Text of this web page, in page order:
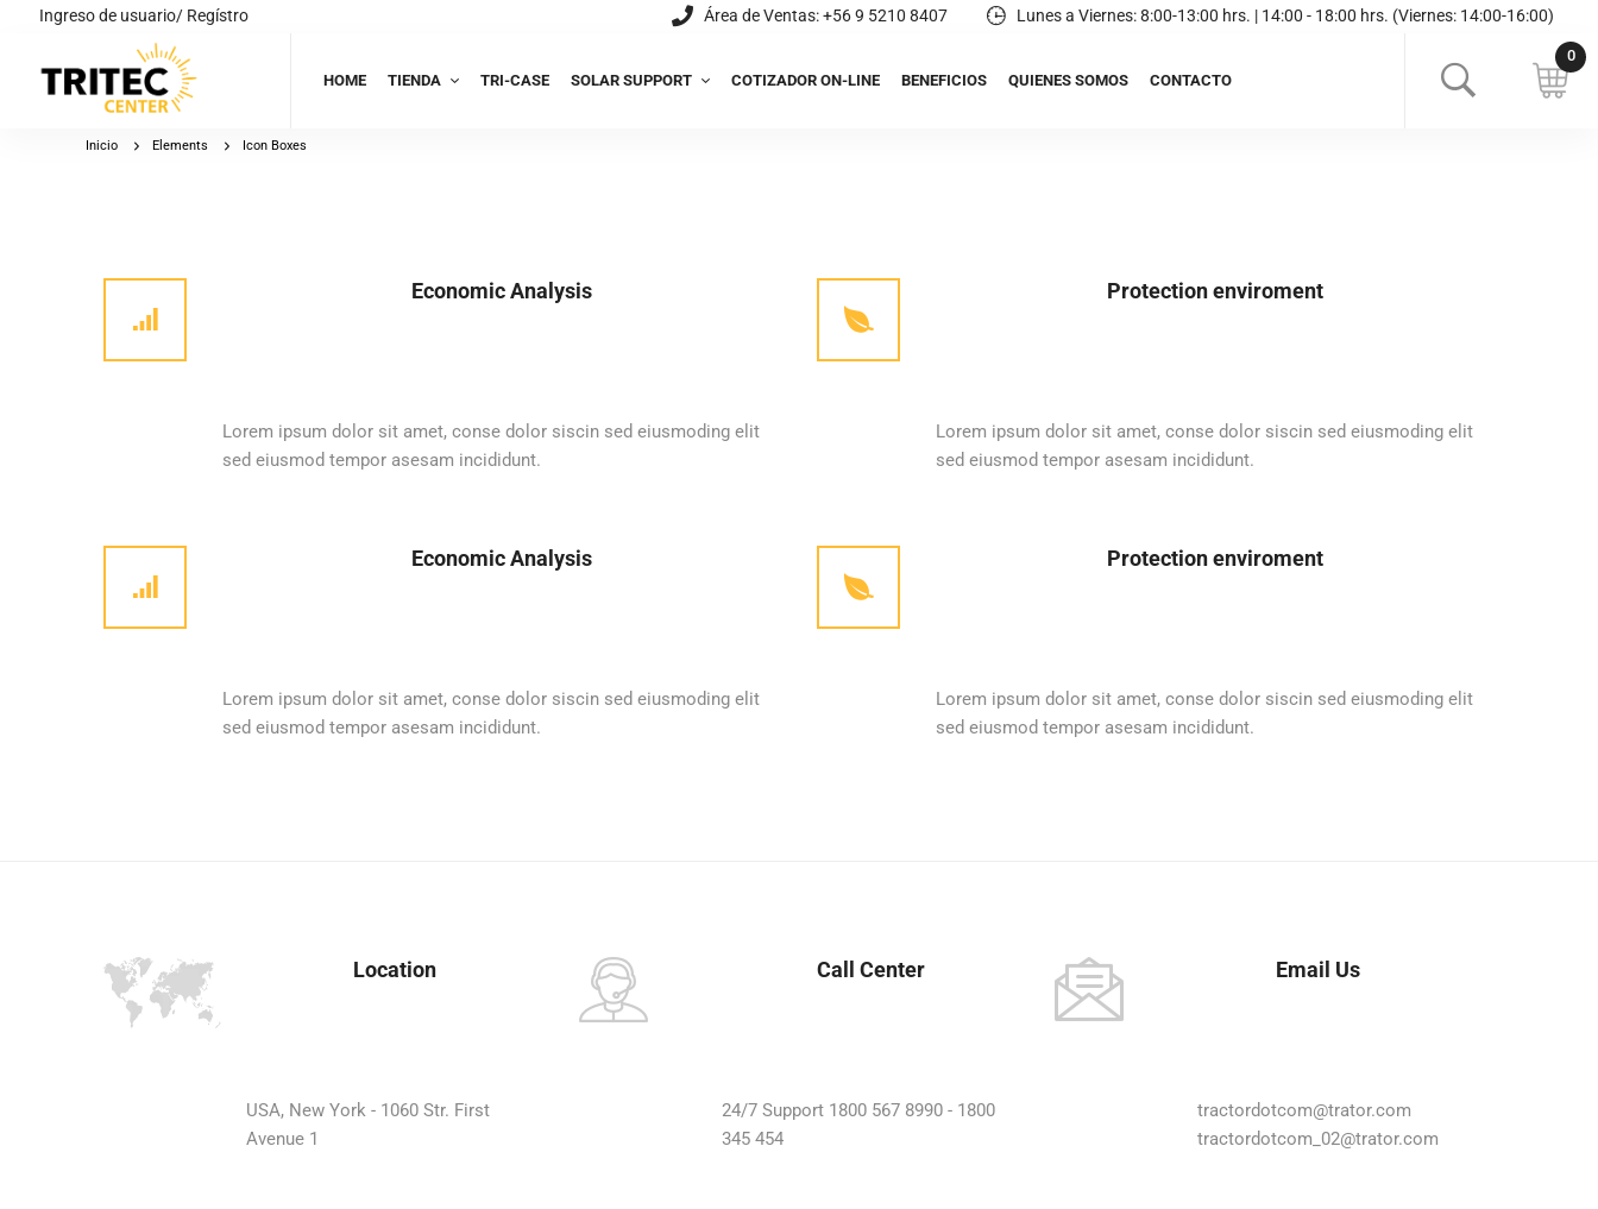
Ingreso de usuario/ Regístro Área de Ventas: +56 9 5210 8407 Lunes a Viernes: 8:00-13:00 hrs. | 14:00 - 18:00 hrs. (Viernes: 14:00-16:00)
HOME TIENDA TRI-CASE SOLAR SUPPORT COTIZADOR ON-LINE BENEFICIOS QUIENES SOMOS CONTACTO
Inicio Elements Icon Boxes
Economic Analysis
Lorem ipsum dolor sit amet, conse dolor siscin sed eiusmoding elit
sed eiusmod tempor asesam incididunt.
Protection enviroment
Lorem ipsum dolor sit amet, conse dolor siscin sed eiusmoding elit
sed eiusmod tempor asesam incididunt.
Economic Analysis
Lorem ipsum dolor sit amet, conse dolor siscin sed eiusmoding elit
sed eiusmod tempor asesam incididunt.
Protection enviroment
Lorem ipsum dolor sit amet, conse dolor siscin sed eiusmoding elit
sed eiusmod tempor asesam incididunt.
Location
USA, New York - 1060 Str. First
Avenue 1
Call Center
24/7 Support 1800 567 8990 - 1800
345 454
Email Us
tractordotcom@trator.com
tractordotcom_02@trator.com